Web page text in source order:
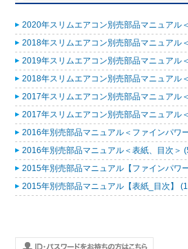
2020年スリムエアコン別売部品マニュアル
2018年スリムエアコン別売部品マニュアル
2019年スリムエアコン別売部品マニュアル
2018年スリムエアコン別売部品マニュアル
2017年スリムエアコン別売部品マニュアル
2017年スリムエアコン別売部品マニュアル
2016年別売部品マニュアル＜ファインパワ
2016年別売部品マニュアル＜表紙、目次＞
2015年別売部品マニュアル【ファインパワ
2015年別売部品マニュアル【表紙_目次】